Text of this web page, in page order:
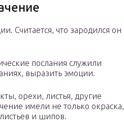
Считается, что зародился он
послания служили
выразить эмоции.
орехи, листья, другие
имели не только окраска,
и шипов.